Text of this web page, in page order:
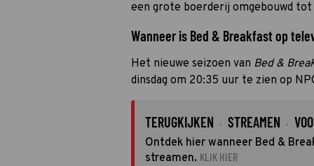
een grote boerderij omgebouwd
Wanneer is Bed & Breakfast op
Het nieuwe seizoen van Bed &
dinsdag om 20:35 uur te zien op
TERUGKIJKEN · STREAMEN ·
Ontdek hier wanneer Bed &
streamen. KLIK HIER